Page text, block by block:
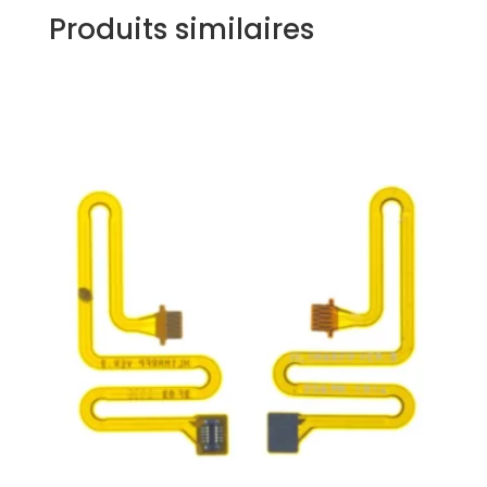
Produits similaires